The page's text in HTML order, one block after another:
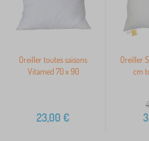
Oreiller toutes saisons
Vitamed 70 x 90
23,00 €
Oreiller
cm